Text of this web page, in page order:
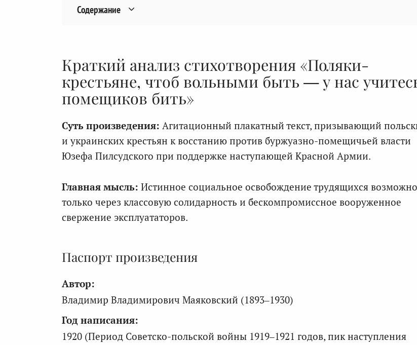
Содержание
Краткий анализ стихотворения «Поляки-
крестьяне, чтоб вольными быть — у нас
помещиков бить»
Суть произведения: Агитационный плакатный текст, призывающий
и украинских крестьян к восстанию против буржуазно-помещичьей власти
Юзефа Пилсудского при поддержке наступающей Красной Армии.
Главная мысль: Истинное социальное освобождение трудящихся возможно
только через классовую солидарность и бескомпромиссное вооруженное
свержение эксплуататоров.
Паспорт произведения
Автор:
Владимир Владимирович Маяковский (1893–1930)
Год написания:
1920 (Период Советско-польской войны 1919–1921 годов, пик наступления